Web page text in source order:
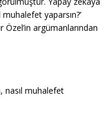
muhalefet yaparsın?’
Özel’in argümanlarından
nasıl muhalefet